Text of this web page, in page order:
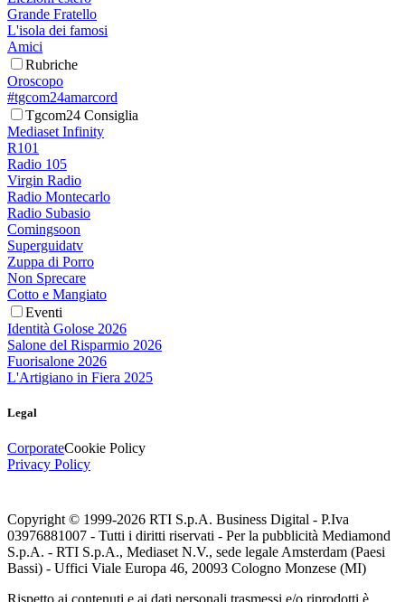
Grande Fratello
L'isola dei famosi
Amici
Rubriche
Oroscopo
#tgcom24amarcord
Tgcom24 Consiglia
Mediaset Infinity
R101
Radio 105
Virgin Radio
Radio Montecarlo
Radio Subasio
Comingsoon
Superguidatv
Zuppa di Porro
Non Sprecare
Cotto e Mangiato
Eventi
Identità Golose 2026
Salone del Risparmio 2026
Fuorisalone 2026
L'Artigiano in Fiera 2025
Legal
CorporateCookie Policy
Privacy Policy
Copyright © 1999-2026 RTI S.p.A. Business Digital - P.Iva
03976881007 - Tutti i diritti riservati - Per la pubblicità Mediamond
S.p.A. - RTI S.p.A., Mediaset N.V., sede legale Amsterdam (Paesi
Bassi) - Uffici Viale Europa 46, 20093 Cologno Monzese (MI)